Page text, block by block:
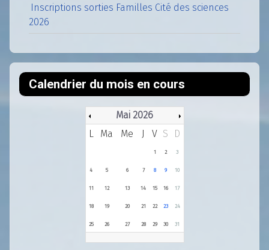
Inscriptions sorties Familles Cité des sciences
2026
Calendrier du mois en cours
Mai 2026
L
Ma Me J V S D
1 2 3
4 5 6 7 8 9 10
11 12 13 14 15 16 17
18 19 20 21 22 23 24
25 26 27 28 29 30 31